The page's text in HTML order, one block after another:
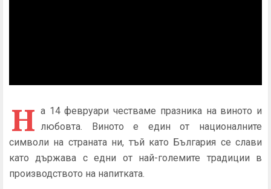
Н а 14 февруари честваме празника на виното и
любовта. Виното е един от националните
символи на страната ни, тъй като България се слави
като държава с едни от най-големите традиции в
производството на напитката.